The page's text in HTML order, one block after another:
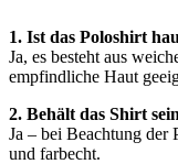
1. Ist das Poloshirt
Ja, es besteht aus
empfindliche Haut
2. Behält das Shirt
Ja – bei Beachtung der
und farbecht.